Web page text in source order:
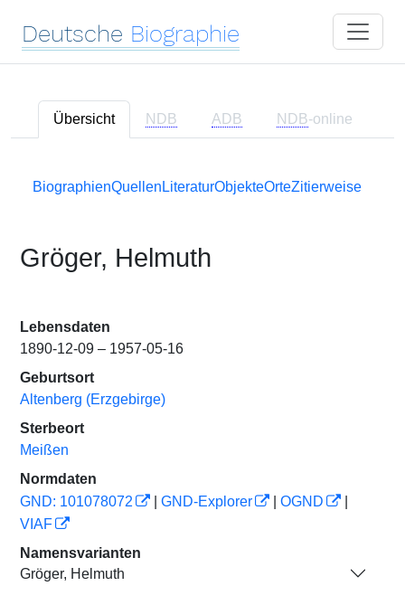
Deutsche Biographie
Übersicht NDB ADB NDB-online
BiographienQuellen LiteraturObjekteOrteZitierweise
Gröger, Helmuth
Lebensdaten
1890-12-09 – 1957-05-16
Geburtsort
Altenberg (Erzgebirge)
Sterbeort
Meißen
Normdaten
GND: 101078072
GND-Explorer OGND
VIAF
Namensvarianten
Gröger, Helmuth